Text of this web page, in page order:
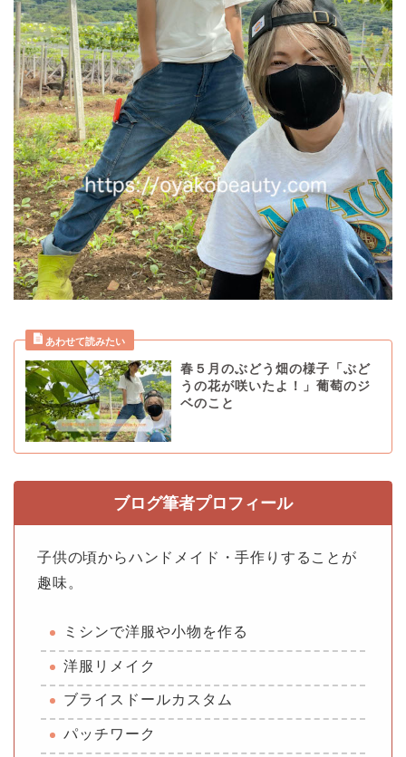
春５月のぶどう畑の様子「ぶど
うの花が咲いたよ！」葡萄のジ
ベのこと
ブログ筆者プロフィール
子供の頃からハンドメイド・手作りすることが
趣味。
ミシンで洋服や小物を作る
洋服リメイク
ブライスドールカスタム
パッチワーク